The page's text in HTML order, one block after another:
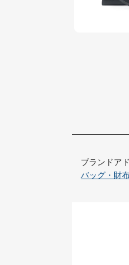
ブランドア
バッグ・財